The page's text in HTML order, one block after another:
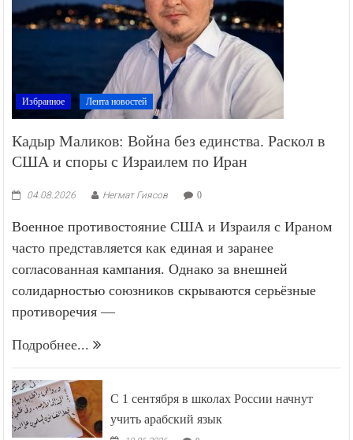
Избранное Лента новостей
Кадыр Маликов: Война без единства. Раскол в
США и споры с Израилем по Иран
04.08.2026 Негмат Гиясов 0
Военное противостояние США и Израиля с Ираном
часто представляется как единая и заранее
согласованная кампания. Однако за внешней
солидарностью союзников скрываются серьёзные
противоречия —
Подробнее...
С 1 сентября в школах России начнут
учить арабский язык